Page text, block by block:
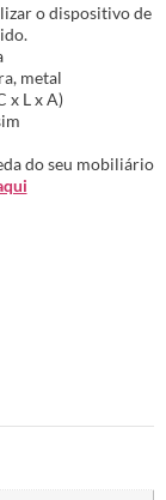
o dispositivo de
metal
x L x A)
do seu mobiliário